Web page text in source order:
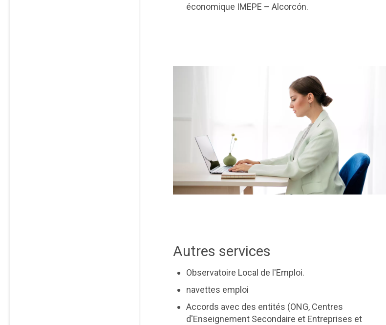
économique IMEPE – Alcorcón.
Autres services
Observatoire Local de l'Emploi.
navettes emploi
Accords avec des entités (ONG, Centres
d'Enseignement Secondaire et Entreprises et